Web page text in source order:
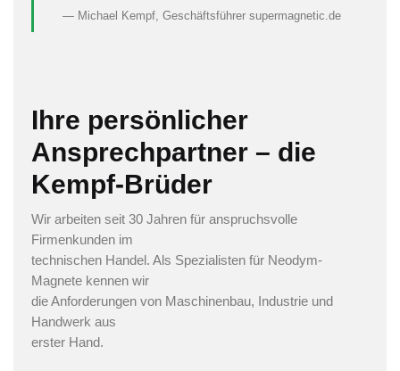
— Michael Kempf, Geschäftsführer supermagnetic.de
Ihre persönlicher
Ansprechpartner – die
Kempf-Brüder
Wir arbeiten seit 30 Jahren für anspruchsvolle
Firmenkunden im
technischen Handel. Als Spezialisten für Neodym-
Magnete kennen wir
die Anforderungen von Maschinenbau, Industrie und
Handwerk aus
erster Hand.